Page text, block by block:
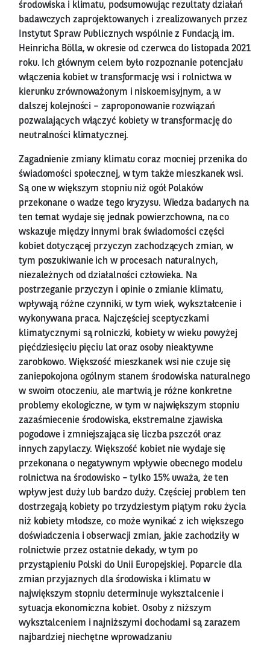
środowiska i klimatu, podsumowując rezultaty działań
badawczych zaprojektowanych i zrealizowanych przez
Instytut Spraw Publicznych wspólnie z Fundacją im.
Heinricha Bölla, w okresie od czerwca do listopada 2021
roku. Ich głównym celem było rozpoznanie potencjału
włączenia kobiet w transformację wsi i rolnictwa w
kierunku zrównoważonym i niskoemisyjnym, a w
dalszej kolejności – zaproponowanie rozwiązań
pozwalających włączyć kobiety w transformację do
neutralności klimatycznej.
Zagadnienie zmiany klimatu coraz mocniej przenika do
świadomości społecznej, w tym także mieszkanek wsi.
Są one w większym stopniu niż ogół Polaków
przekonane o wadze tego kryzysu. Wiedza badanych na
ten temat wydaje się jednak powierzchowna, na co
wskazuje między innymi brak świadomości części
kobiet dotyczącej przyczyn zachodzących zmian, w
tym poszukiwanie ich w procesach naturalnych,
niezależnych od działalności człowieka. Na
postrzeganie przyczyn i opinie o zmianie klimatu,
wpływają różne czynniki, w tym wiek, wykształcenie i
wykonywana praca. Najczęściej sceptyczkami
klimatycznymi są rolniczki, kobiety w wieku powyżej
pięćdziesięciu pięciu lat oraz osoby nieaktywne
zarobkowo. Większość mieszkanek wsi nie czuje się
zaniepokojona ogólnym stanem środowiska naturalnego
w swoim otoczeniu, ale martwią je różne konkretne
problemy ekologiczne, w tym w największym stopniu
zazaśmiecenie środowiska, ekstremalne zjawiska
pogodowe i zmniejszająca się liczba pszczół oraz
innych zapylaczy. Większość kobiet nie wydaje się
przekonana o negatywnym wpływie obecnego modelu
rolnictwa na środowisko – tylko 15% uważa, że ten
wpływ jest duży lub bardzo duży. Częściej problem ten
dostrzegają kobiety po trzydziestym piątym roku życia
niż kobiety młodsze, co może wynikać z ich większego
doświadczenia i obserwacji zmian, jakie zachodziły w
rolnictwie przez ostatnie dekady, w tym po
przystąpieniu Polski do Unii Europejskiej. Poparcie dla
zmian przyjaznych dla środowiska i klimatu w
największym stopniu determinuje wyksztalcenie i
sytuacja ekonomiczna kobiet. Osoby z niższym
wyksztalceniem i najniższymi dochodami są zarazem
najbardziej niechętne wprowadzaniu